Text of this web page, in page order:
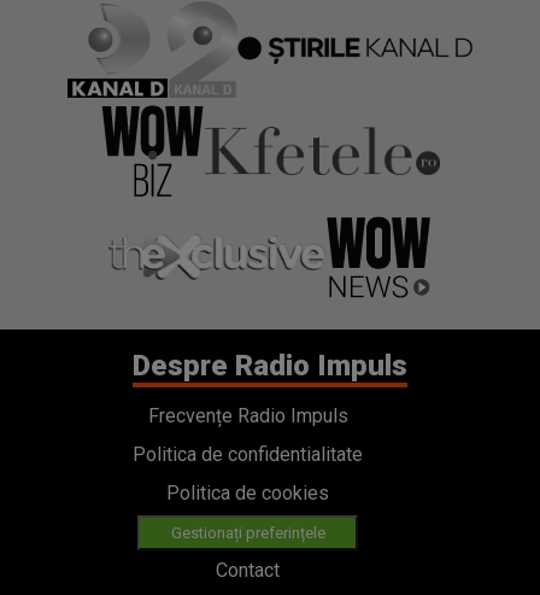
Despre Radio Impuls
Frecvențe Radio Impuls
Politica de confidentialitate
Politica de cookies
Gestionați preferințele
Contact